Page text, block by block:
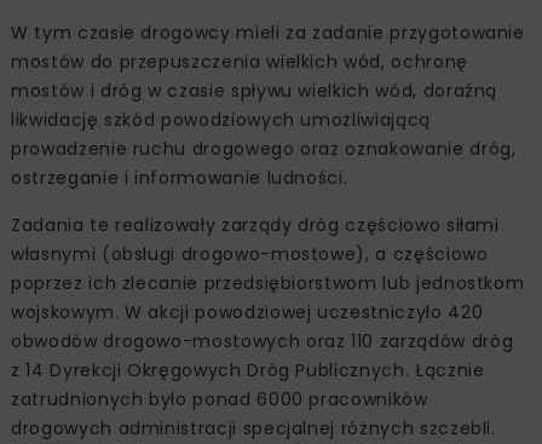
W tym czasie drogowcy mieli za zadanie przygotowanie
mostów do przepuszczenia wielkich wód, ochronę
mostów i dróg w czasie spływu wielkich wód, doraźną
likwidację szkód powodziowych umożliwiającą
prowadzenie ruchu drogowego oraz oznakowanie dróg,
ostrzeganie i informowanie ludności.
Zadania te realizowały zarządy dróg częściowo siłami
własnymi (obsługi drogowo-mostowe), a częściowo
poprzez ich zlecanie przedsiębiorstwom lub jednostkom
wojskowym. W akcji powodziowej uczestniczyło 420
obwodów drogowo-mostowych oraz 110 zarządów dróg
z 14 Dyrekcji Okręgowych Dróg Publicznych. Łącznie
zatrudnionych było ponad 6000 pracowników
drogowych administracji specjalnej różnych szczebli.